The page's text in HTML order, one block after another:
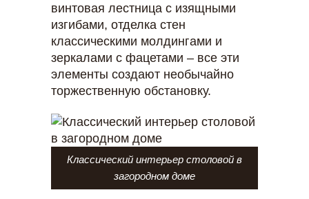
винтовая лестница с изящными
изгибами, отделка стен
классическими молдингами и
зеркалами с фацетами – все эти
элементы создают необычайно
торжественную обстановку.
Классический интерьер столовой в
загородном доме